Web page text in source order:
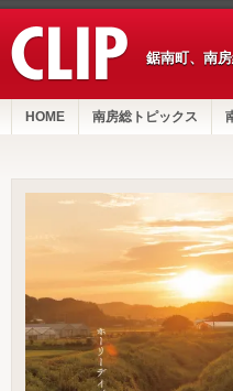
鋸南町、南
HOME 南房総トピックス